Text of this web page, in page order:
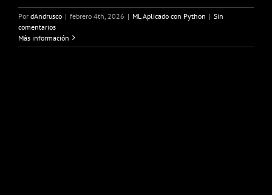
Por dAndrusco | febrero 4th, 2026 | ML Aplicado con Python | Sin
comentarios
Más información